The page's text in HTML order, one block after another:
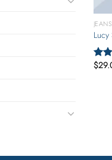
JEANS
Lucy
$